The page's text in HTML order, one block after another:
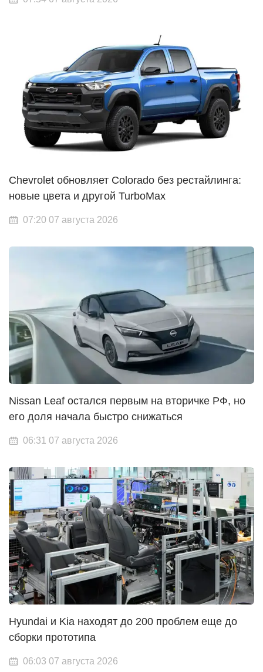
Chevrolet обновляет Colorado без рестайлинга:
новые цвета и другой TurboMax
07:20 07 августа 2026
Nissan Leaf остался первым на вторичке РФ, но
его доля начала быстро снижаться
06:31 07 августа 2026
Hyundai и Kia находят до 200 проблем еще до
сборки прототипа
06:03 07 августа 2026